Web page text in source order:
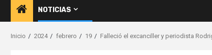
NOTICIAS
Inicio 2024 febrero 19 Falleció el excanciller y periodista